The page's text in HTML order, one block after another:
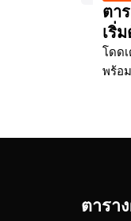
ตา
เริ่
โดด
พร้อ
ตารา